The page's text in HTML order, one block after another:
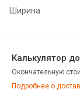
Ширина
Калькулятор
Окончательную
Подробнее о